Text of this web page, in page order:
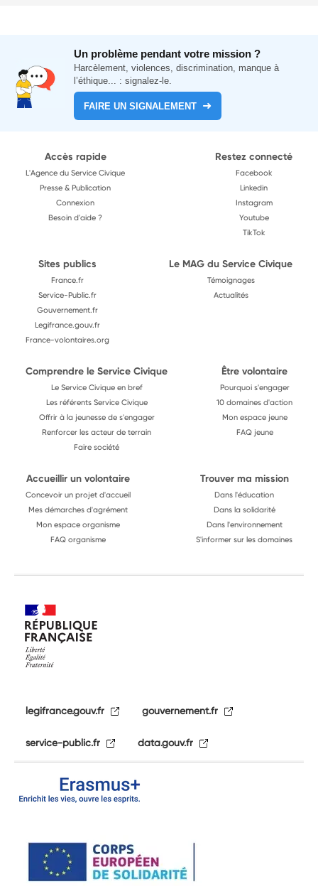
Un problème pendant votre mission ?
Harcèlement, violences, discrimination, manque à
l’éthique... : signalez-le.
FAIRE UN SIGNALEMENT
Accès rapide
L'Agence du Service Civique
Presse & Publication
Connexion
Besoin d'aide ?
Restez connecté
Facebook
Linkedin
Instagram
Youtube
TikTok
Sites publics
France.fr
Service-Public.fr
Gouvernement.fr
Legifrance.gouv.fr
France-volontaires.org
Le MAG du Service Civique
Témoignages
Actualités
Comprendre le Service Civique
Le Service Civique en bref
Les référents Service Civique
Offrir à la jeunesse de s'engager
Renforcer les acteur de terrain
Faire société
Être volontaire
Pourquoi s'engager
10 domaines d'action
Mon espace jeune
FAQ jeune
Accueillir un volontaire
Concevoir un projet d'accueil
Mes démarches d'agrément
Mon espace organisme
FAQ organisme
Trouver ma mission
Dans l'éducation
Dans la solidarité
Dans l'environnement
S'informer sur les domaines
legifrance.gouv.fr gouvernement.fr
service-public.fr data.gouv.fr